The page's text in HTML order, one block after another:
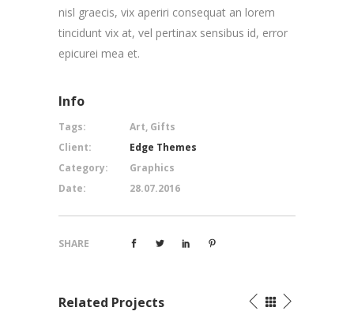
nisl graecis, vix aperiri consequat an lorem
tincidunt vix at, vel pertinax sensibus id, error
epicurei mea et.
Info
Tags:
Art, Gifts
Client:
Edge Themes
Category:
Graphics
Date:
28.07.2016
SHARE
Related Projects